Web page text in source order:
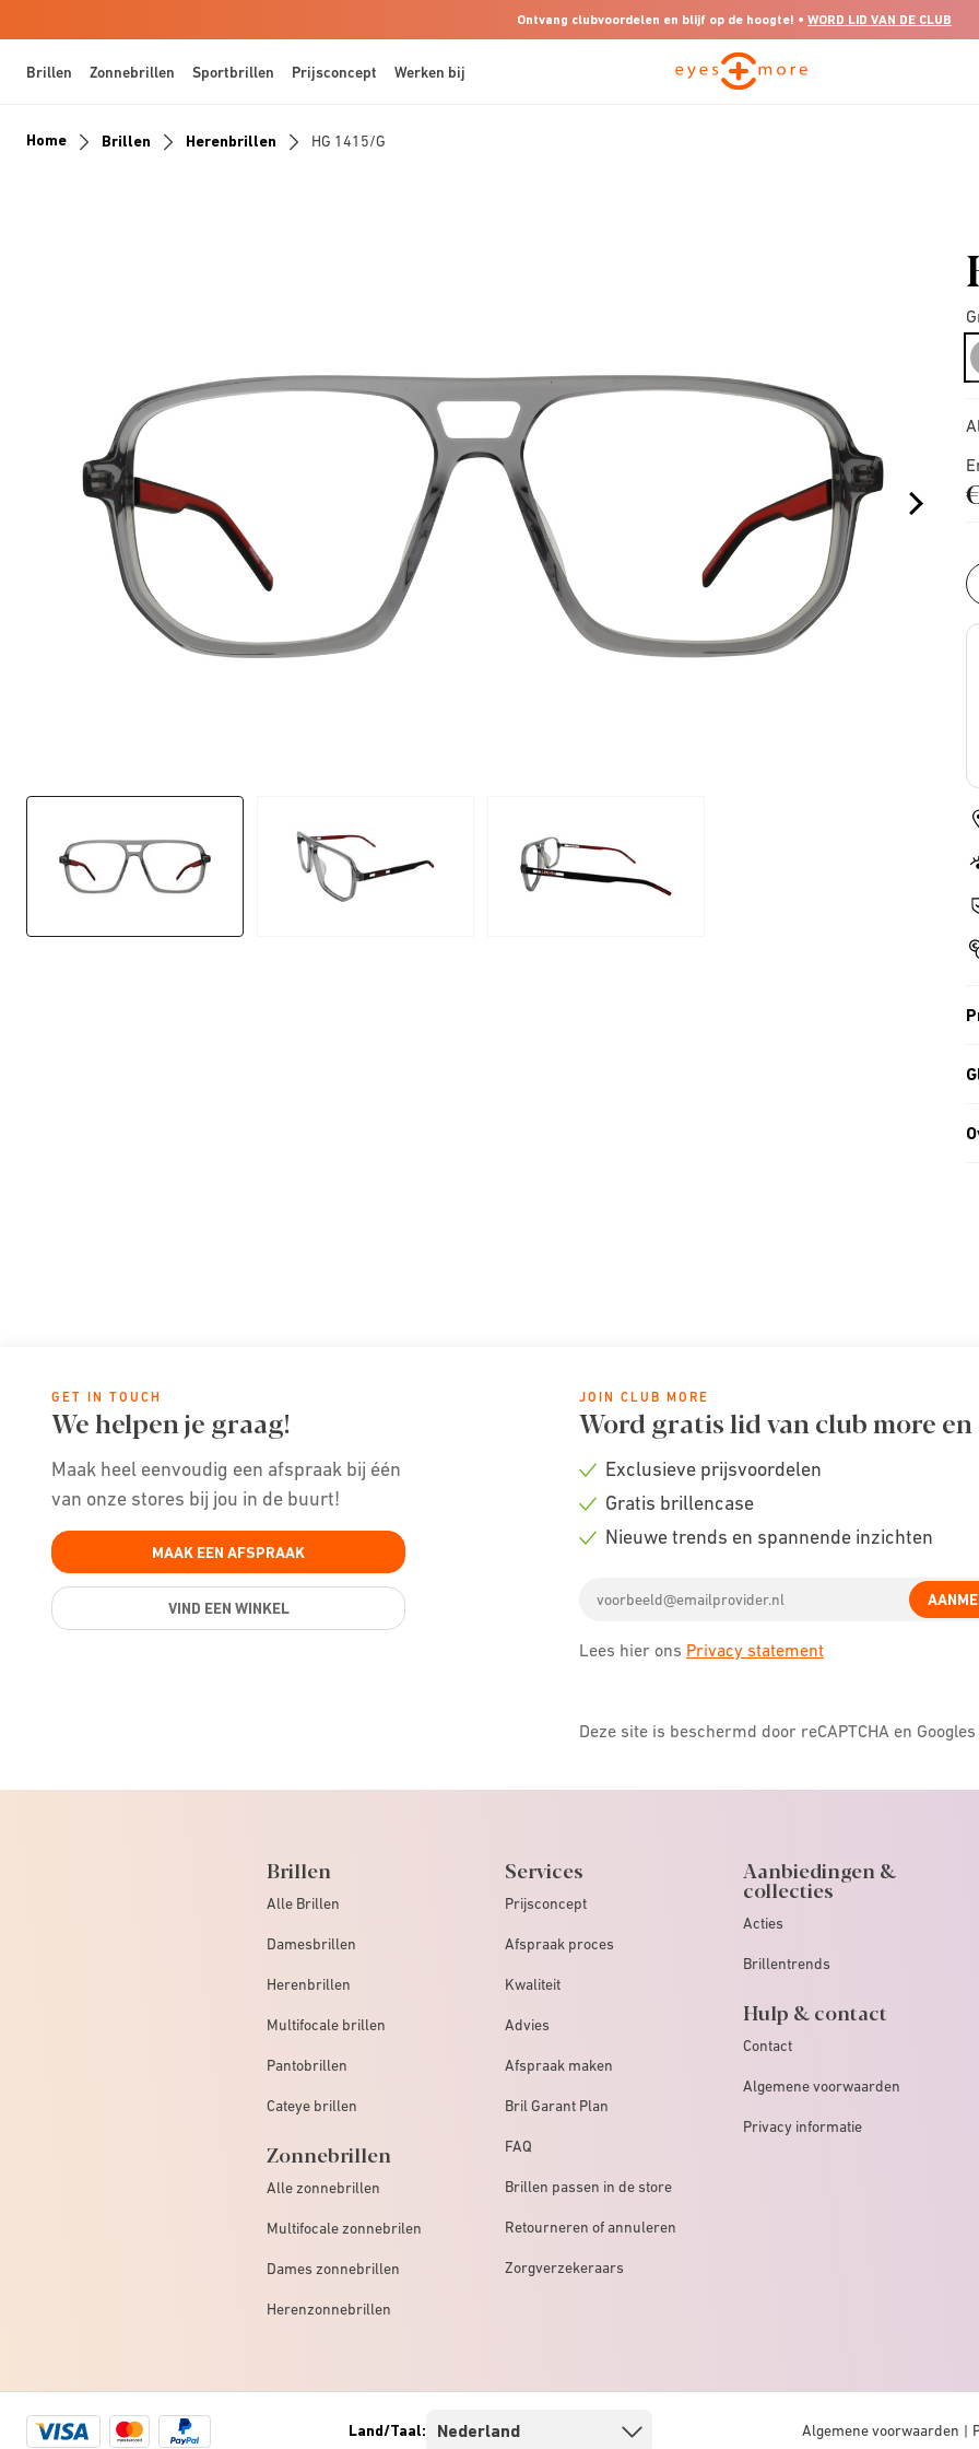
Ontvang clubvoordelen en blijf op de hoogte! • WORD LID VAN DE CLUB
Brillen Zonnebrillen Sportbrillen Prijsconcept Werken bij
Home Brillen Herenbrillen HG 1415/G
GET IN TOUCH
We helpen je graag!
Maak heel eenvoudig een afspraak bij één
van onze stores bij jou in de buurt!
MAAK EEN AFSPRAAK
VIND EEN WINKEL
JOIN CLUB MORE
Word gratis lid van club more
Check
Exclusieve prijsvoordelen
Check
Gratis brillencase
Nieuwe trends en spannende inzichten
address
Lees hier ons Privacy statement
Deze site is beschermd door reCAPTCHA en Googles
Brillen
Alle Brillen
Damesbrillen
Herenbrillen
Multifocale brillen
Pantobrillen
Cateye brillen
Zonnebrillen
Alle zonnebrillen
Multifocale zonnebrilen
Dames zonnebrillen
Herenzonnebrillen
Services
Prijsconcept
Afspraak proces
Kwaliteit
Advies
Afspraak maken
Bril Garant Plan
FAQ
Brillen passen in de store
Retourneren of annuleren
Zorgverzekeraars
Aanbiedingen &
collecties
Acties
Brillentrends
Hulp & contact
Contact
Algemene voorwaarden
Privacy informatie
Visa
Mastercard
Paypal Land/Taal: Algemene voorwaarden